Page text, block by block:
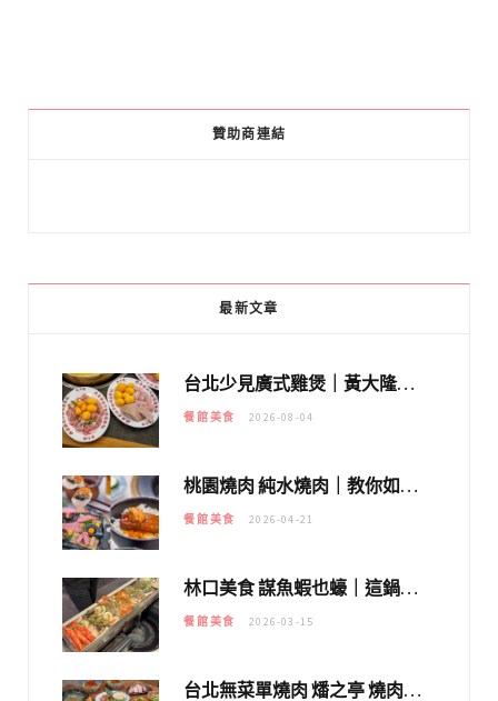
贊助商連結
最新文章
台北少見廣式雞煲｜黃大隆濃郁煲湯：經典提燈與溫體雞肉，熬夜修仙不如來喝湯！
餐館美食 2026-08-04
桃園燒肉 純水燒肉｜教你如何優惠吃日本A5和牛各種部位，私房菜誠意吃好吃滿
餐館美食 2026-04-21
林口美食 謀魚蝦也蠔｜這鍋太狂！「蟹老闆派對鍋」10多種海鮮浮誇上桌，壽星再送生食摩天輪！
餐館美食 2026-03-15
台北無菜單燒肉 燔之亭 燒肉場｜延吉街的 $980個人無菜單「雞」料理～